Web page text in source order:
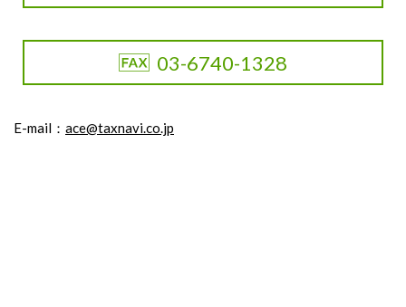
03-6740-1328
E-mail： ace@taxnavi.co.jp